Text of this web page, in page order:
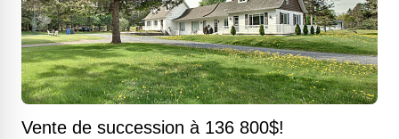
Vente de succession à 136 800$!